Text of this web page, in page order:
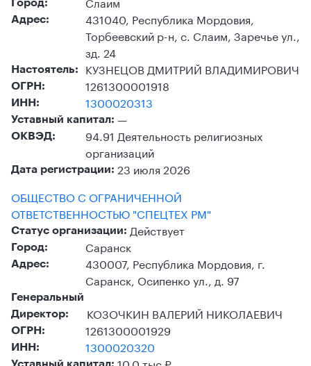
Адрес:
431040, Республика Мордовия,
Торбеевский р-н, с. Слаим, Заречье ул.,
зд. 24
Настоятель: КУЗНЕЦОВ ДМИТРИЙ ВЛАДИМИРОВИЧ
ОГРН: 1261300001918
ИНН: 1300020313
Уставный капитал: —
ОКВЭД:
94.91 Деятельность религиозных
организаций
Дата регистрации: 23 июля 2026
ОБЩЕСТВО С ОГРАНИЧЕННОЙ
ОТВЕТСТВЕННОСТЬЮ "СПЕЦТЕХ РМ"
Статус организации: Действует
Город: Саранск
Адрес:
430007, Республика Мордовия, г.
Саранск, Осипенко ул., д. 97
Генеральный
Директор:
КОЗОЧКИН ВАЛЕРИЙ НИКОЛАЕВИЧ
ОГРН: 1261300001929
ИНН: 1300020320
Уставный капитал: